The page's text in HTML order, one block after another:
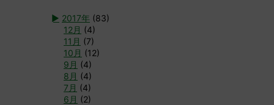
► 2017年 (83)
12月 (4)
11月 (7)
10月 (12)
9月 (4)
8月 (4)
7月 (4)
6月 (2)